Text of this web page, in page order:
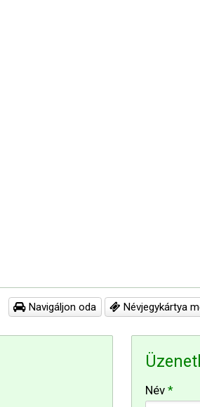
Navigáljon oda Névjegykártya
Név *